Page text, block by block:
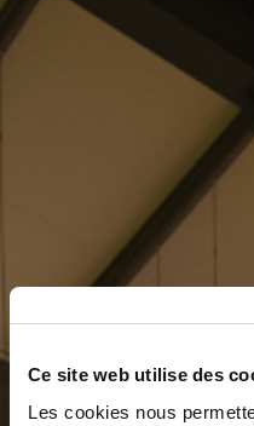
Ce site web utilise des
Les cookies nous